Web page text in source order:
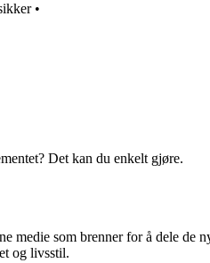
•
Det kan du enkelt gjøre.
som brenner for å dele de
og livsstil.